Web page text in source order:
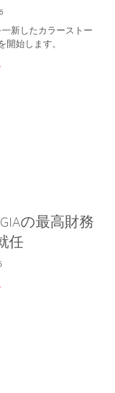
新したカラーストー
開始します。
の最高財務
任